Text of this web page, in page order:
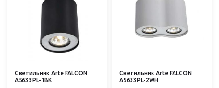
Светильник Arte FALCON
A5633PL-1BK
Светильник Arte FALCON
A5633PL-2WH